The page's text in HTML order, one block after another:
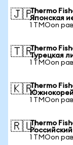
🇯🇵Thermo
Японская
1 TMOon
🇹🇷Thermo
Турецкая
1 TMOon
🇰🇷Thermo
1 TMOon
🇷🇺Thermo
1 TMOon